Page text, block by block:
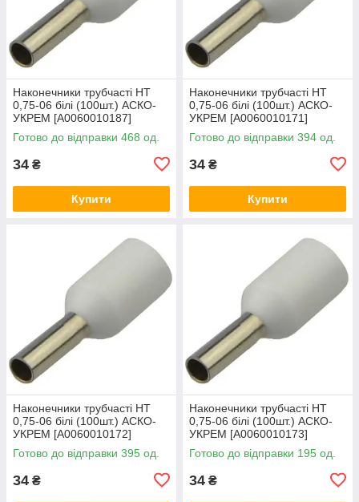
Наконечники трубчасті НТ
0,75-06 білі (100шт.) АСКО-
УКРЕМ [A0060010187]
Готово до відправки 468 од.
34 ₴
Купити
Наконечники трубчасті НТ
0,75-06 білі (100шт.) АСКО-
УКРЕМ [A0060010171]
Готово до відправки 394 од.
34 ₴
Купити
Наконечники трубчасті НТ
0,75-06 білі (100шт.) АСКО-
УКРЕМ [A0060010172]
Готово до відправки 395 од.
34 ₴
Наконечники трубчасті НТ
0,75-06 білі (100шт.) АСКО-
УКРЕМ [A0060010173]
Готово до відправки 195 од.
34 ₴